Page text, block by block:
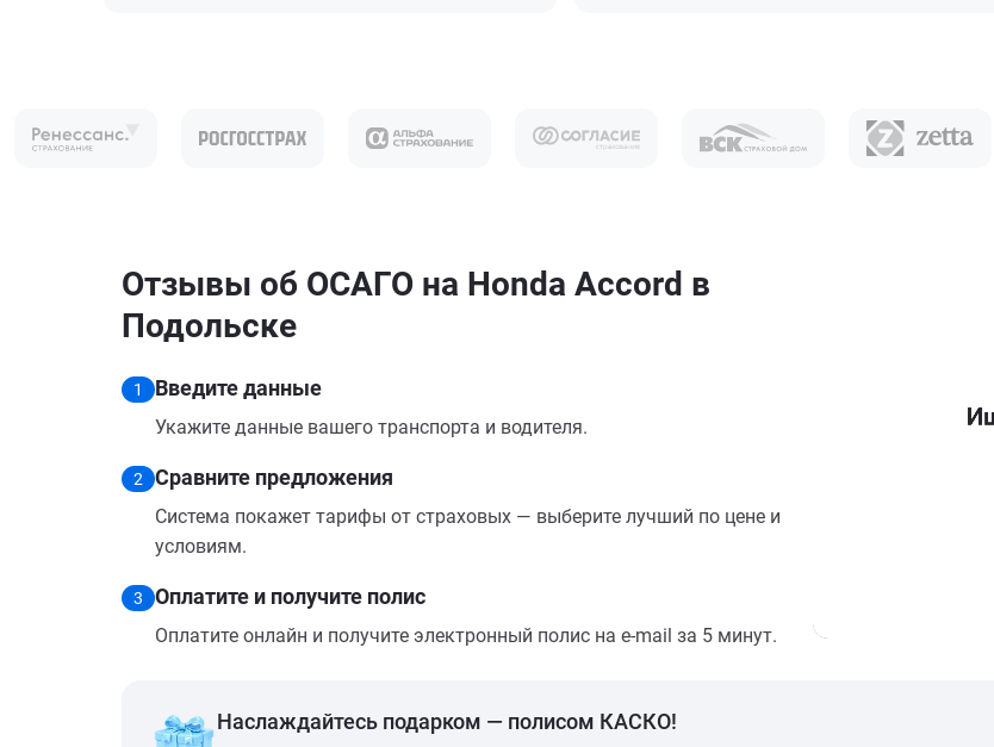
Отзывы об ОСАГО на Honda Accord в
Подольске
1 Введите данные
Укажите данные вашего транспорта и водителя.
2 Сравните предложения
Система покажет тарифы от страховых — выберите лучший по цене и
условиям.
3 Оплатите и получите полис
Оплатите онлайн и получите электронный полис на e-mail за 5 минут.
Наслаждайтесь подарком — полисом КАСКО!